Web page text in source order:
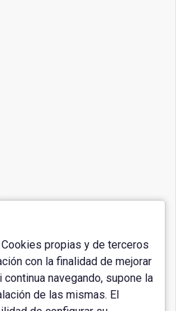
propias y de terceros
con la finalidad de mejorar
navegando, supone la
de las mismas. El